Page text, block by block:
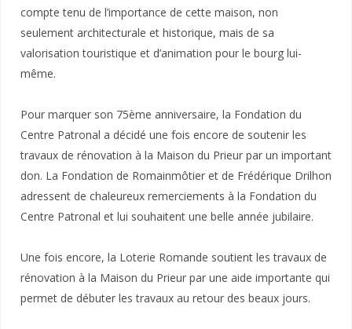
compte tenu de l’importance de cette maison, non
seulement architecturale et historique, mais de sa
valorisation touristique et d’animation pour le bourg lui-
même.
Pour marquer son 75ème anniversaire, la Fondation du
Centre Patronal a décidé une fois encore de soutenir les
travaux de rénovation à la Maison du Prieur par un important
don. La Fondation de Romainmôtier et de Frédérique Drilhon
adressent de chaleureux remerciements à la Fondation du
Centre Patronal et lui souhaitent une belle année jubilaire.
Une fois encore, la Loterie Romande soutient les travaux de
rénovation à la Maison du Prieur par une aide importante qui
permet de débuter les travaux au retour des beaux jours.